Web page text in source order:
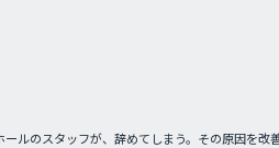
ールのスタッフが、辞めてしまう。その原因を改